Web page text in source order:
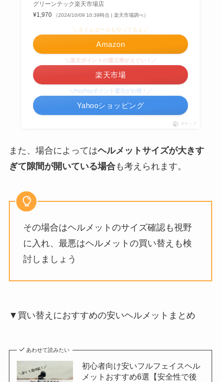
グリーンテック楽天市場店
¥1,970
（2024/10/09 10:39時点 | 楽天市場調べ）
＼タイムセールもやってるよ／
Amazon
＼楽天ポイントの還元率がえぐい！／
楽天市場
＼PayPayポイント還元がお得！／
Yahooショッピング
ポチップ
また、場合によってはヘルメットサイズが大きす
ぎて隙間が開いている場合も考えられます。
その場合はヘルメットのサイズ確認も視野
に入れ、最悪はヘルメットの買い替えも検
討しましょう
▼買い替えにおすすめの安いヘルメットまとめ
あわせて読みたい
初心者向け安いフルフェイスヘル
メットおすすめ6選【安全性で後